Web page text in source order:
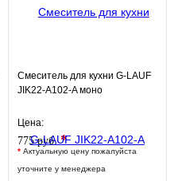
Смеситель для кухни G-LAUF
JIK22-A102-A моно
Цена:
775 руб.*
* Актуальную цену пожалуйста
уточните у менеджера